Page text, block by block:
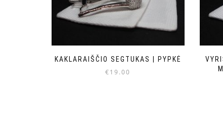
KAKLARAIŠČIO SEGTUKAS | PYPKĖ
€19.00